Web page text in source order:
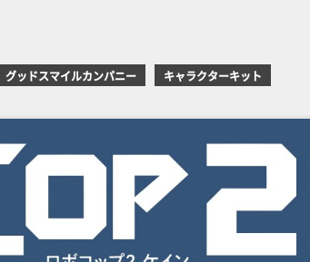
グッドスマイルカンパニー
キャラクターキット